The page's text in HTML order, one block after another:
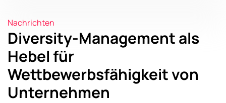
Nachrichten
Diversity-Management als
Hebel für
Wettbewerbsfähigkeit von
Unternehmen